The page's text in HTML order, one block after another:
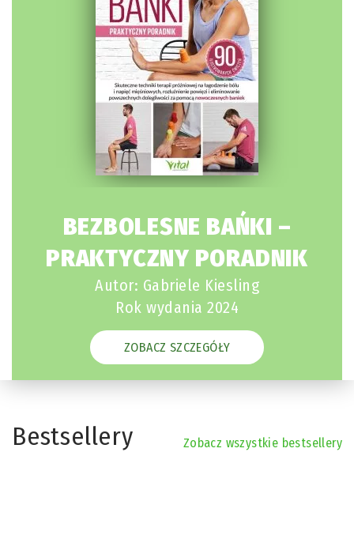
BEZBOLESNE BAŃKI –
PRAKTYCZNY PORADNIK
Autor: Gabriele Kiesling
Rok wydania 2024
ZOBACZ SZCZEGÓŁY
Bestsellery Zobacz wszystkie bestsellery